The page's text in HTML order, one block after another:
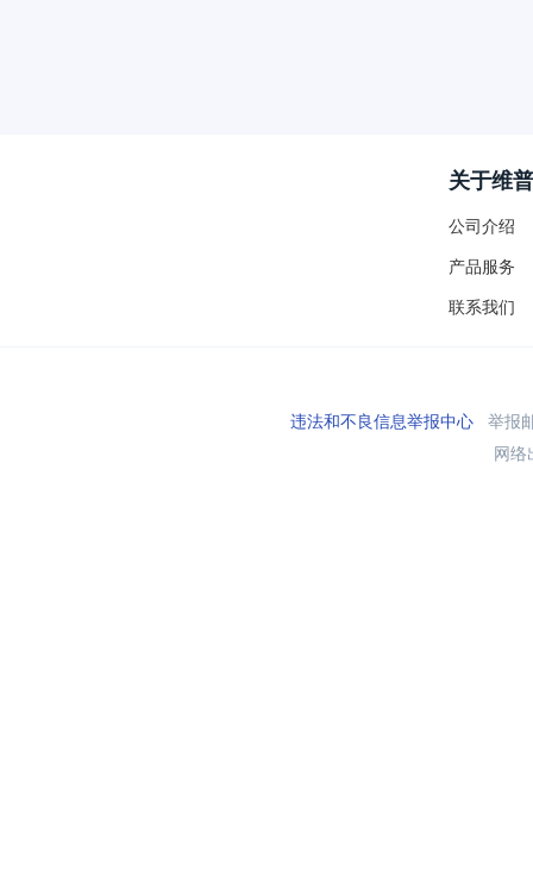
关于维普
公司介绍
产品服务
联系我们
违法和不良信息举报中心举报
网